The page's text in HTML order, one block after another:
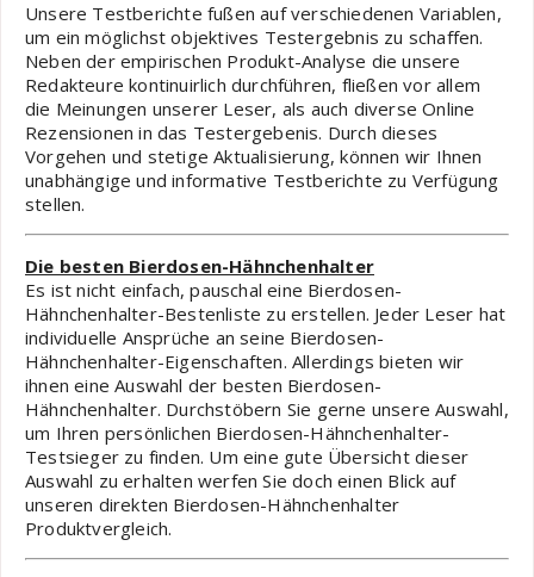
Unsere Testberichte fußen auf verschiedenen Variablen,
um ein möglichst objektives Testergebnis zu schaffen.
Neben der empirischen Produkt-Analyse die unsere
Redakteure kontinuirlich durchführen, fließen vor allem
die Meinungen unserer Leser, als auch diverse Online
Rezensionen in das Testergebenis. Durch dieses
Vorgehen und stetige Aktualisierung, können wir Ihnen
unabhängige und informative Testberichte zu Verfügung
stellen.
Die besten Bierdosen-Hähnchenhalter
Es ist nicht einfach, pauschal eine Bierdosen-
Hähnchenhalter-Bestenliste zu erstellen. Jeder Leser hat
individuelle Ansprüche an seine Bierdosen-
Hähnchenhalter-Eigenschaften. Allerdings bieten wir
ihnen eine Auswahl der besten Bierdosen-
Hähnchenhalter. Durchstöbern Sie gerne unsere Auswahl,
um Ihren persönlichen Bierdosen-Hähnchenhalter-
Testsieger zu finden. Um eine gute Übersicht dieser
Auswahl zu erhalten werfen Sie doch einen Blick auf
unseren direkten Bierdosen-Hähnchenhalter
Produktvergleich.